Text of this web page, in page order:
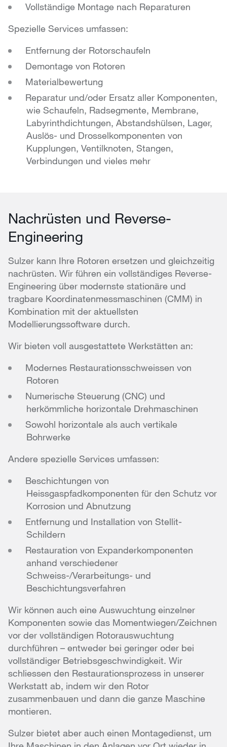
Vollständige Montage nach Reparaturen
Spezielle Services umfassen:
Entfernung der Rotorschaufeln
Demontage von Rotoren
Materialbewertung
Reparatur und/oder Ersatz aller Komponenten,
wie Schaufeln, Radsegmente, Membrane,
Labyrinthdichtungen, Abstandshülsen, Lager,
Auslös- und Drosselkomponenten von
Kupplungen, Ventilknoten, Stangen,
Verbindungen und vieles mehr
Nachrüsten und Reverse-
Engineering
Sulzer kann Ihre Rotoren ersetzen und gleichzeitig
nachrüsten. Wir führen ein vollständiges Reverse-
Engineering über modernste stationäre und
tragbare Koordinatenmessmaschinen (CMM) in
Kombination mit der aktuellsten
Modellierungssoftware durch.
Wir bieten voll ausgestattete Werkstätten an:
Modernes Restaurationsschweissen von
Rotoren
Numerische Steuerung (CNC) und
herkömmliche horizontale Drehmaschinen
Sowohl horizontale als auch vertikale
Bohrwerke
Andere spezielle Services umfassen:
Beschichtungen von
Heissgaspfadkomponenten für den Schutz vor
Korrosion und Abnutzung
Entfernung und Installation von Stellit-
Schildern
Restauration von Expanderkomponenten
anhand verschiedener
Schweiss-/Verarbeitungs- und
Beschichtungsverfahren
Wir können auch eine Auswuchtung einzelner
Komponenten sowie das Momentwiegen/Zeichnen
vor der vollständigen Rotorauswuchtung
durchführen – entweder bei geringer oder bei
vollständiger Betriebsgeschwindigkeit. Wir
schliessen den Restaurationsprozess in unserer
Werkstatt ab, indem wir den Rotor
zusammenbauen und dann die ganze Maschine
montieren.
Sulzer bietet aber auch einen Montagedienst, um